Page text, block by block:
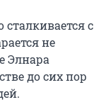
сталкивается с
не
Элнара
до сих пор